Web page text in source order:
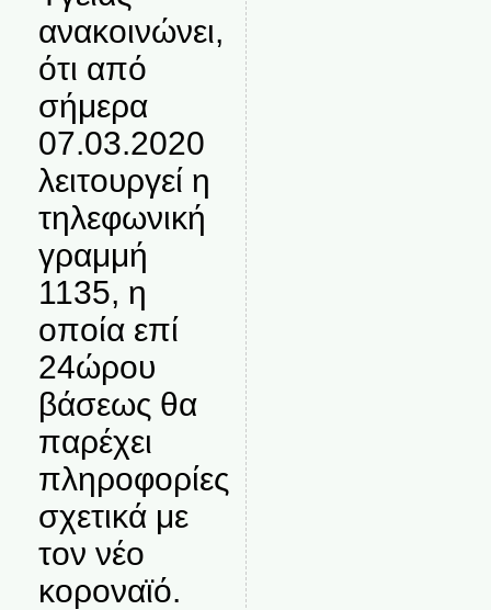
ανακοινώνει,
ότι από
σήμερα
07.03.2020
λειτουργεί η
τηλεφωνική
γραμμή
1135, η
οποία επί
24ώρου
βάσεως θα
παρέχει
πληροφορίες
σχετικά με
τον νέο
κοροναϊό.